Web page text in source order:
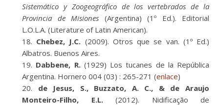
Sistemático y Zoogeográfico de los vertebrados de la
Provincia de Misiones (Argentina) (1º Ed.). Editorial
L.O.L.A. (Literature of Latin American).
Chebez, J.C. (2009). Otros que se van. (1º Ed.)
Albatros. Buenos Aires.
Dabbene, R.(1929) Los tucanes de la República
Argentina. Hornero 004 (03) : 265-271 (enlace)
de Jesus, S., Buzzato, A. C., & de Araujo
Monteiro-Filho, E.L.(2012). Nidificação de